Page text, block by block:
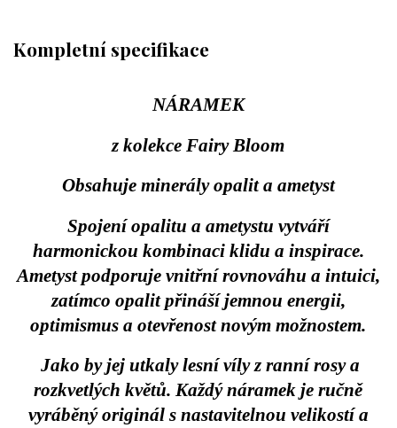
Kompletní specifikace
NÁRAMEK
z kolekce Fairy Bloom
Obsahuje minerály opalit a ametyst
Spojení opalitu a ametystu vytváří
harmonickou kombinaci klidu a inspirace.
Ametyst podporuje vnitřní rovnováhu a intuici,
zatímco opalit přináší jemnou energii,
optimismus a otevřenost novým možnostem.
Jako by jej utkaly lesní víly z ranní rosy a
rozkvetlých květů. Každý náramek je ručně
vyráběný originál s nastavitelnou velikostí a